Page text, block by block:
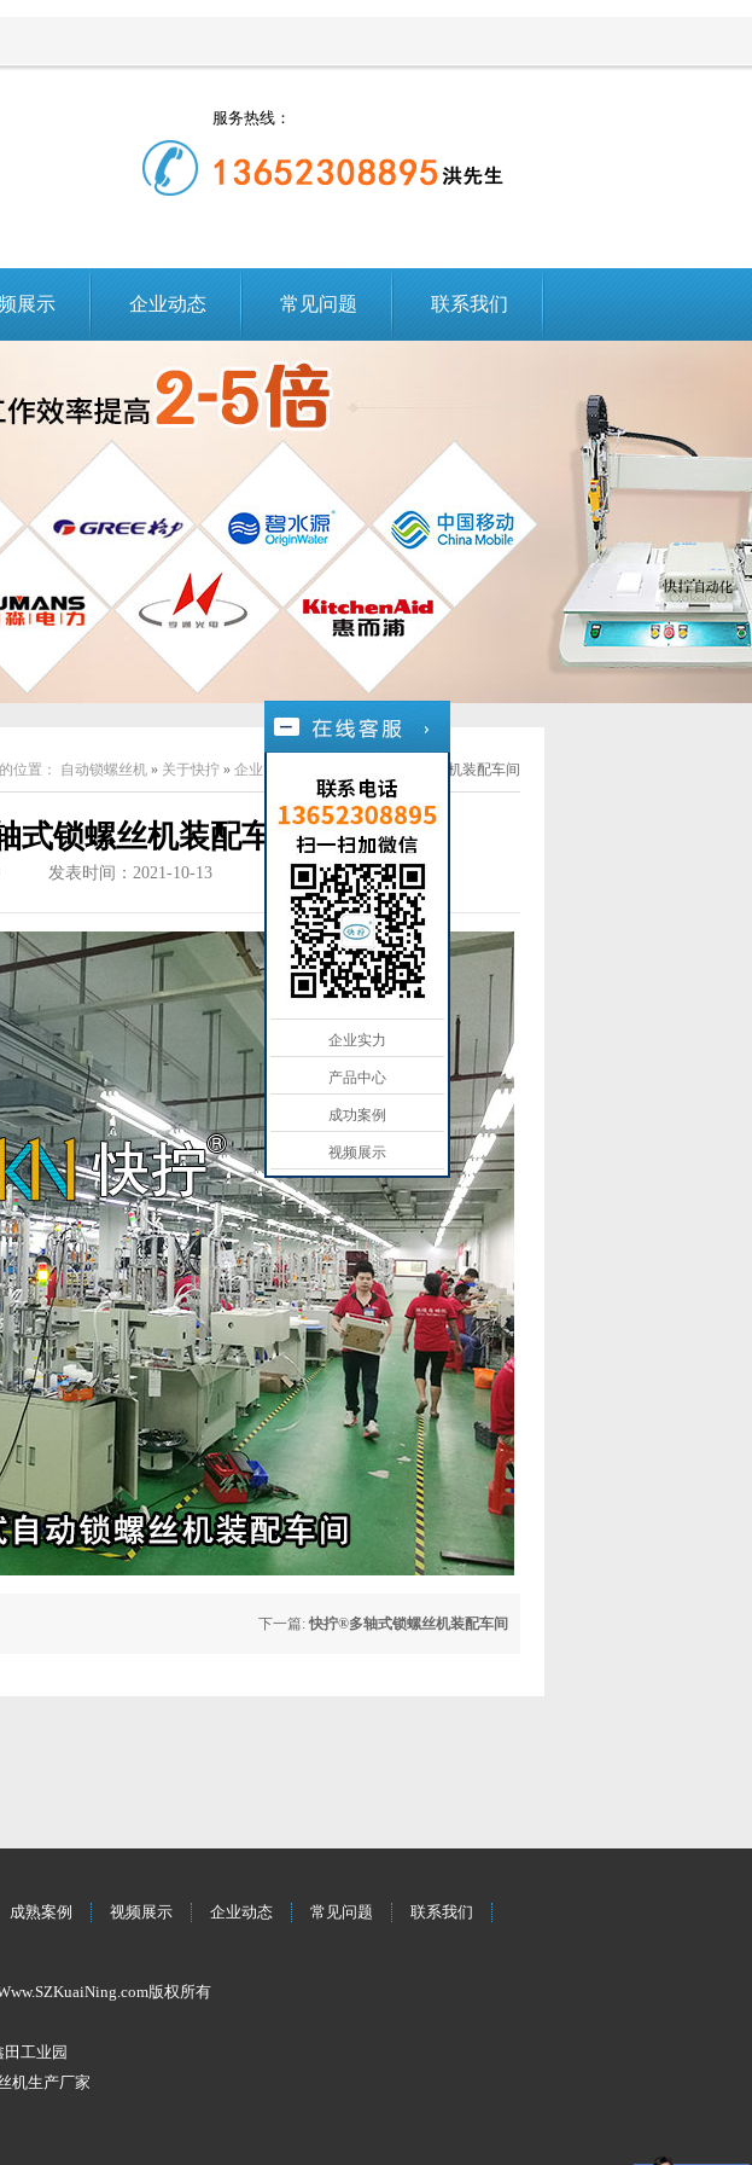
服务热线：
展示 企业动态 常见问题 联系我们
位置： 自动锁螺丝机 » 关于快拧 » 企业实力 快拧®多轴式锁螺丝机装配车间
式锁螺丝机装配车间
发表时间：2021-10-13
下一篇:快拧®多轴式锁螺丝机装配车间
成熟案例 视频展示 企业动态 常见问题 联系我们
版权所有
工业园
机生产厂家
企业实力
产品中心
成功案例
视频展示